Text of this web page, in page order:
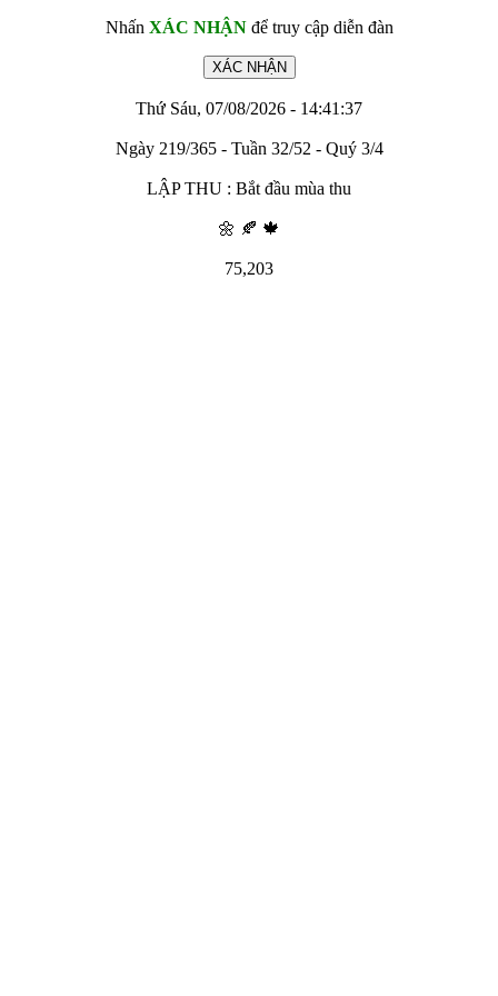
Nhấn XÁC NHẬNđể truy cập diễn đàn
Thứ Sáu, 07/08/2026 - 14:41:37
Ngày 219/365 - Tuần 32/52 - Quý 3/4
LẬP THU : Bắt đầu mùa thu
🌼 🍂 🍁
75,203